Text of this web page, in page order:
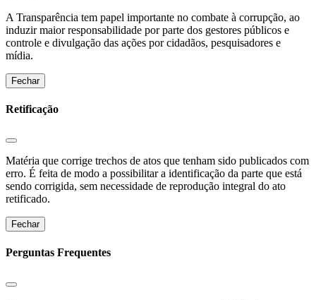
A Transparência tem papel importante no combate à corrupção, ao
induzir maior responsabilidade por parte dos gestores públicos e
controle e divulgação das ações por cidadãos, pesquisadores e
mídia.
Fechar
Retificação
Matéria que corrige trechos de atos que tenham sido publicados com
erro. É feita de modo a possibilitar a identificação da parte que está
sendo corrigida, sem necessidade de reprodução integral do ato
retificado.
Fechar
Perguntas Frequentes